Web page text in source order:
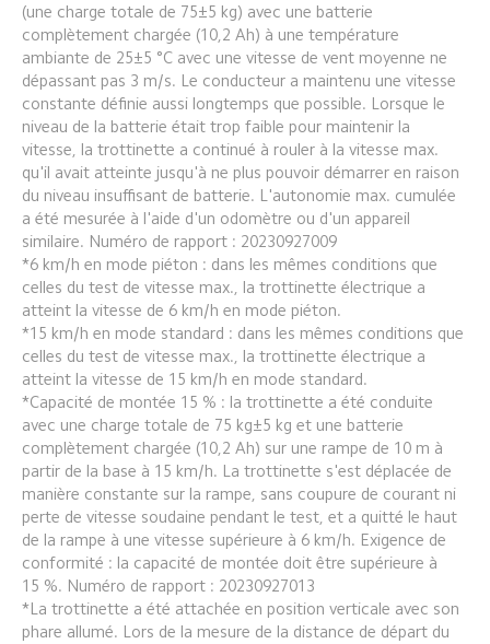
(une charge totale de 75±5 kg) avec une batterie
complètement chargée (10,2 Ah) à une température
ambiante de 25±5 °C avec une vitesse de vent moyenne ne
dépassant pas 3 m/s. Le conducteur a maintenu une vitesse
constante définie aussi longtemps que possible. Lorsque le
niveau de la batterie était trop faible pour maintenir la
vitesse, la trottinette a continué à rouler à la vitesse max.
qu'il avait atteinte jusqu'à ne plus pouvoir démarrer en raison
du niveau insuffisant de batterie. L'autonomie max. cumulée
a été mesurée à l'aide d'un odomètre ou d'un appareil
similaire. Numéro de rapport : 20230927009
*6 km/h en mode piéton : dans les mêmes conditions que
celles du test de vitesse max., la trottinette électrique a
atteint la vitesse de 6 km/h en mode piéton.
*15 km/h en mode standard : dans les mêmes conditions que
celles du test de vitesse max., la trottinette électrique a
atteint la vitesse de 15 km/h en mode standard.
*Capacité de montée 15 % : la trottinette a été conduite
avec une charge totale de 75 kg±5 kg et une batterie
complètement chargée (10,2 Ah) sur une rampe de 10 m à
partir de la base à 15 km/h. La trottinette s'est déplacée de
manière constante sur la rampe, sans coupure de courant ni
perte de vitesse soudaine pendant le test, et a quitté le haut
de la rampe à une vitesse supérieure à 6 km/h. Exigence de
conformité : la capacité de montée doit être supérieure à
15 %. Numéro de rapport : 20230927013
*La trottinette a été attachée en position verticale avec son
phare allumé. Lors de la mesure de la distance de départ du